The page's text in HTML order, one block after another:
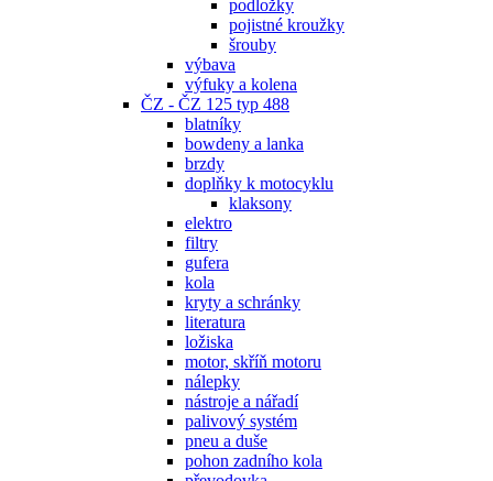
podložky
pojistné kroužky
šrouby
výbava
výfuky a kolena
ČZ - ČZ 125 typ 488
blatníky
bowdeny a lanka
brzdy
doplňky k motocyklu
klaksony
elektro
filtry
gufera
kola
kryty a schránky
literatura
ložiska
motor, skříň motoru
nálepky
nástroje a nářadí
palivový systém
pneu a duše
pohon zadního kola